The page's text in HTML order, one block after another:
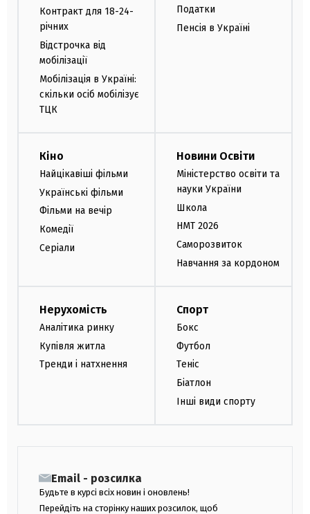
Контракт для 18-24-
річних
Відстрочка від
мобілізації
Мобілізація в Україні:
скільки осіб мобілізує
ТЦК
Податки
Пенсія в Україні
Кіно
Найцікавіші фільми
Українські фільми
Фільми на вечір
Комедії
Серіали
Новини Освіти
Міністерство освіти та
науки України
Школа
НМТ 2026
Саморозвиток
Навчання за кордоном
Нерухомість
Аналітика ринку
Купівля житла
Тренди і натхнення
Спорт
Бокс
Футбол
Теніс
Біатлон
Інші види спорту
Email - розсилка
Будьте в курсі всіх новин і оновлень!
Перейдіть на сторінку наших розсилок, щоб